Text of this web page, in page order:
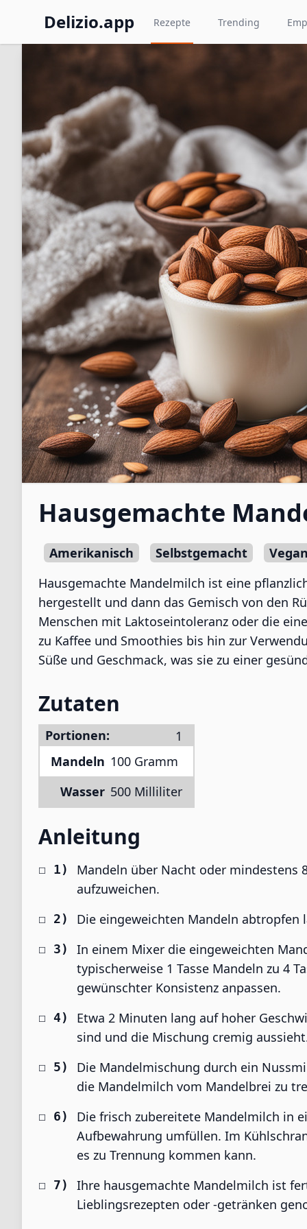
Delizio.app Rezepte Trending
Hausgemachte
Amerikanisch Selbstgemacht
Vegan
Hausgemachte Mandelmilch ist eine
hergestellt und dann das Gemisch von den
Menschen mit Laktoseintoleranz oder die
zu Kaffee und Smoothies bis hin zur
Süße und Geschmack, was sie zu einer
Zutaten
Portionen:
Mandeln 100 Gramm
Wasser 500 Milliliter
Anleitung
Mandeln über Nacht oder mindestens
aufzuweichen.
Die eingeweichten Mandeln abtropfen
In einem Mixer die eingeweichten
typischerweise 1 Tasse Mandeln zu 4
gewünschter Konsistenz anpassen.
Etwa 2 Minuten lang auf hoher
sind und die Mischung cremig
Die Mandelmischung durch ein
die Mandelmilch vom Mandelbrei zu
Die frisch zubereitete Mandelmilch in
Aufbewahrung umfüllen. Im
es zu Trennung kommen kann.
Ihre hausgemachte Mandelmilch ist
Lieblingsrezepten oder -getränken